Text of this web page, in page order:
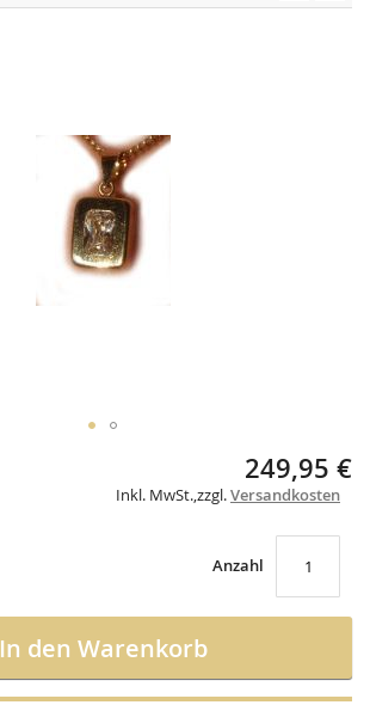
249,95 €
Inkl. MwSt.,zzgl.Versandkosten
Anzahl
In den Warenkorb